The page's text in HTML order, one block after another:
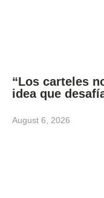
“Los carteles
idea que
August 6, 2026